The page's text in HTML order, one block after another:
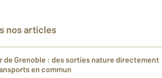
nos articles
de Grenoble : des sorties nature directement
en commun